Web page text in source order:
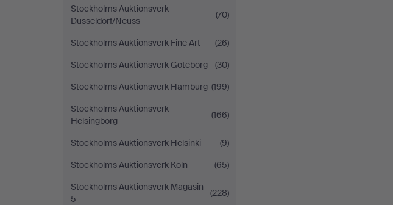
Stockholms Auktionsverk
Düsseldorf/Neuss
(70)
Stockholms Auktionsverk Fine Art
(26)
Stockholms Auktionsverk Göteborg
(30)
Stockholms Auktionsverk Hamburg (199)
Stockholms Auktionsverk
Helsingborg
(166)
Stockholms Auktionsverk Helsinki
(9)
Stockholms Auktionsverk Köln
(65)
Stockholms Auktionsverk Magasin
5
(228)